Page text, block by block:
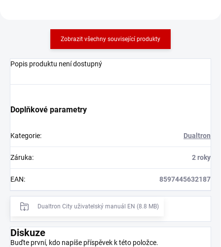
Zobrazit všechny související produkty
Popis produktu není dostupný
Doplňkové parametry
Kategorie: Dualtron
Záruka: 2 roky
EAN: 8597445632187
Dualtron City uživatelský manuál EN (8.8 MB)
Diskuze
Buďte první, kdo napíše příspěvek k této položce.